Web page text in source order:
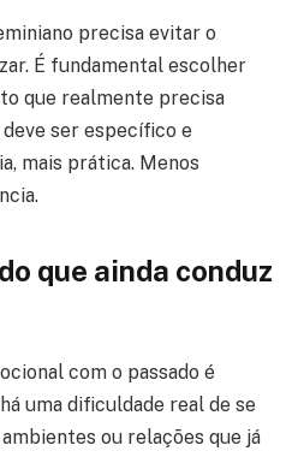
precisa evitar o
É fundamental escolher
que realmente precisa
ser específico e
mais prática. Menos
que ainda conduz
com o passado é
uma dificuldade real de se
ou relações que já